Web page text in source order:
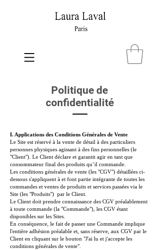
Politique de
confidentialité
I. Applications des Conditions Générales de Vente
Le Site est réservé à la vente de détail à des particuliers
personnes physiques agissant à des fins personnelles (le
"Client"). Le Client déclare et garantit agir en tant que
consommateur final des produits qu’il commande.
Les conditions générales de vente (les "CGV") détaillées ci-
dessous s'appliquent à et font partie intégrante de toutes les
commandes et ventes de produits et services passées via le
Site (les "Produits") par le Client.
Le Client doit prendre connaissance des CGV préalablement
à toute commande (la "Commande"), les CGV étant
disponibles sur les Sites.
En conséquence, le fait de passer une Commande implique
l'entière adhésion préalable et, sans réserve, aux CGV par le
Client en cliquant sur le bouton "J'ai lu et j'accepte les
conditions générales de vente".